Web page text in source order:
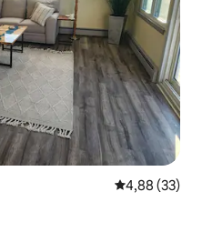
4,88 de uma
4,88 (33)